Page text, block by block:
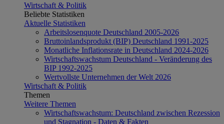
Wirtschaft & Politik
Beliebte Statistiken
Aktuelle Statistiken
Arbeitslosenquote Deutschland 2005-2026
Bruttoinlandsprodukt (BIP) Deutschland 1991-2025
Monatliche Inflationsrate in Deutschland 2024-2026
Wirtschaftswachstum Deutschland - Veränderung des
BIP 1992-2025
Wertvollste Unternehmen der Welt 2026
Wirtschaft & Politik
Themen
Weitere Themen
Wirtschaftswachstum: Deutschland zwischen Rezession
und Stagnation - Daten & Fakten